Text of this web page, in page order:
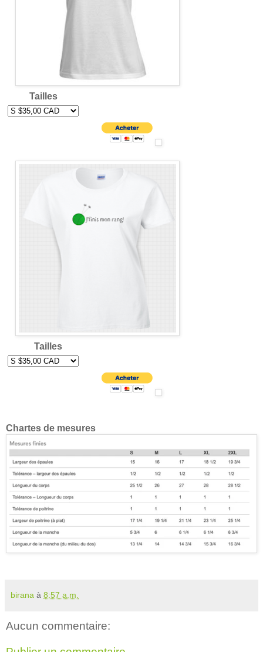
Tailles
Tailles
Chartes de mesures
birana à 8:57 a.m.
Aucun commentaire: